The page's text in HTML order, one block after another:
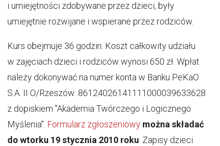
i umiejętności zdobywane przez dzieci, były
umiejętnie rozwijane i wspierane przez rodziców.
Kurs obejmuje 36 godzin. Koszt całkowity udziału
w zajęciach dzieci i rodziców wynosi 650 zł. Wpłat
należy dokonywać na numer konta w Banku PeKaO
S.A. II O/Rzeszów: 86124026141111000039633628
z dopiskiem "Akademia Twórczego i Logicznego
Myślenia". Formularz zgłoszeniowy można składać
do wtorku 19 stycznia 2010 roku . Zapisy dzieci